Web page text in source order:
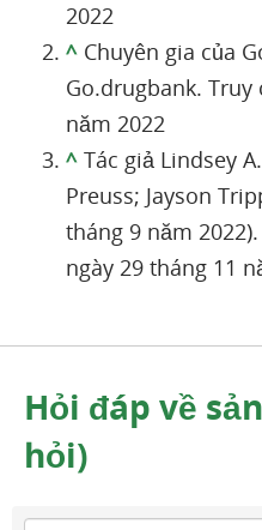
2022
^ Chuyên gia của
Go.drugbank. Truy
năm 2022
^ Tác giả Lindsey
Preuss; Jayson
tháng 9 năm 2022).
ngày 29 tháng 11
Hỏi đáp về
hỏi)